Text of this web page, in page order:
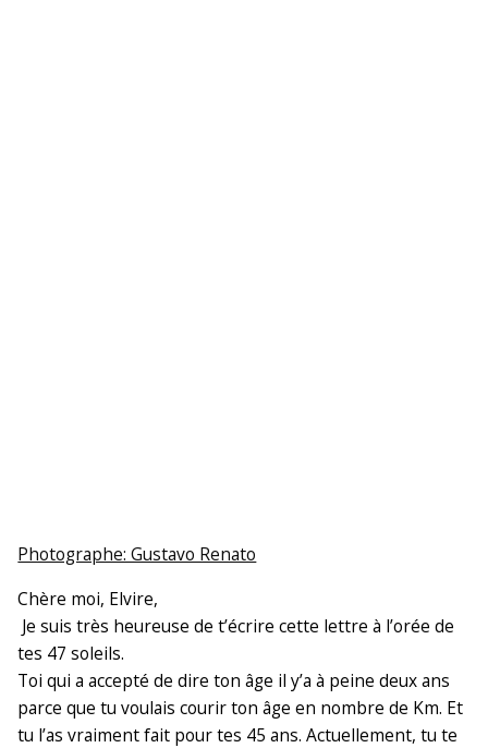
Photographe: Gustavo Renato
Chère moi, Elvire,
Je suis très heureuse de t’écrire cette lettre à l’orée de
tes 47 soleils.
Toi qui a accepté de dire ton âge il y’a à peine deux ans
parce que tu voulais courir ton âge en nombre de Km. Et
tu l’as vraiment fait pour tes 45 ans. Actuellement, tu te